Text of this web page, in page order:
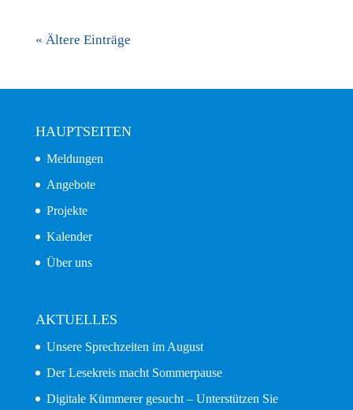
« Ältere Einträge
HAUPTSEITEN
Meldungen
Angebote
Projekte
Kalender
Über uns
AKTUELLES
Unsere Sprechzeiten im August
Der Lesekreis macht Sommerpause
Digitale Kümmerer gesucht – Unterstützen Sie